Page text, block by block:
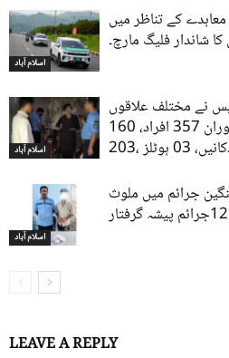
اسلام آباد
کے تناظر میں
شاندار فلیگ مارچ۔
اسلام آباد
نے مختلف علاقوں
میں سرچ آپریشنز کے دوران 357 افراد، 160
اسلام آباد
جرائم میں ملوث
12جرائم پیشہ گرفتار
LEAVE A REPLY